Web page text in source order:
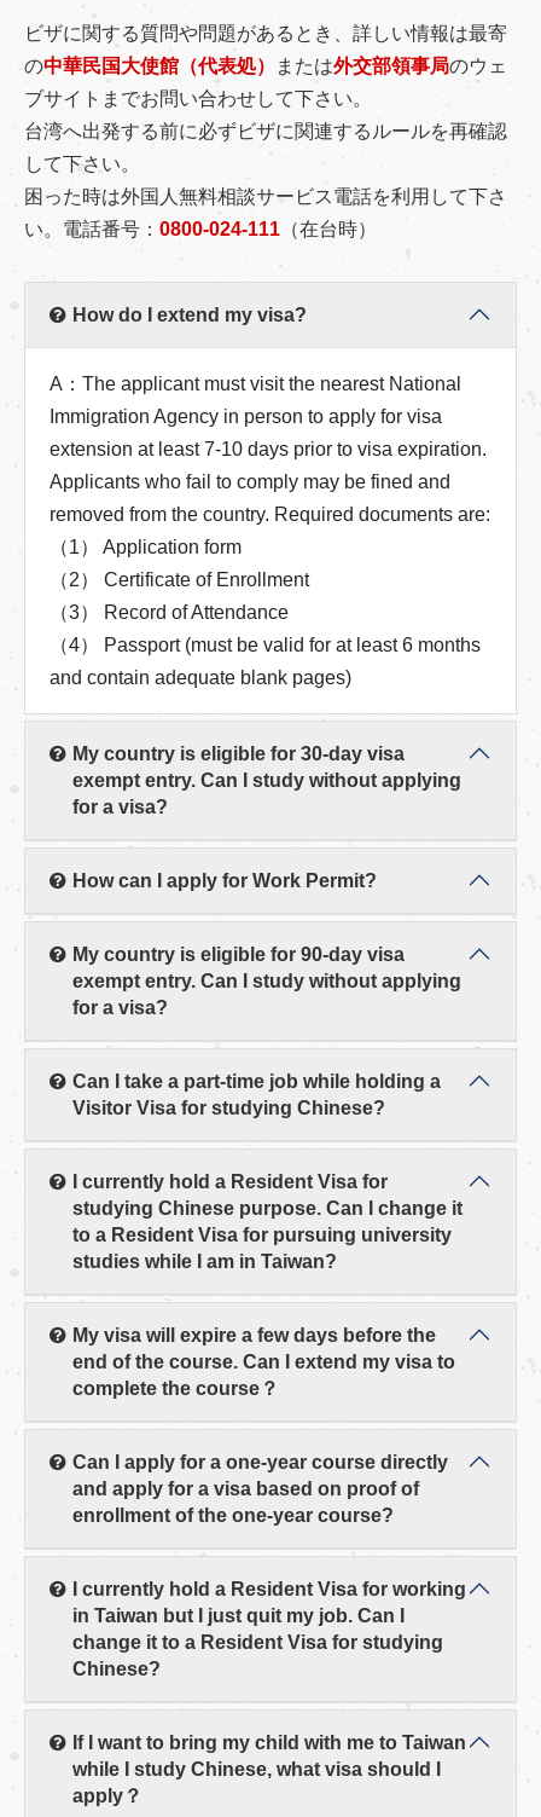
ビザに関する質問や問題があるとき、詳しい情報は最寄
の中華民国大使館（代表処） または外交部領事局のウェ
ブサイトまでお問い合わせして下さい。
台湾へ出発する前に必ずビザに関連するルールを再確認
して下さい。
困った時は外国人無料相談サービス電話を利用して下さ
い。電話番号： 0800-024-111 （在台時）
How do I extend my visa?
A：The applicant must visit the nearest National
Immigration Agency in person to apply for visa
extension at least 7-10 days prior to visa expiration.
Applicants who fail to comply may be fined and
removed from the country. Required documents are:
（1） Application form
（2） Certificate of Enrollment
（3） Record of Attendance
（4） Passport (must be valid for at least 6 months
and contain adequate blank pages)
My country is eligible for 30-day visa
exempt entry. Can I study without applying
for a visa?
How can I apply for Work Permit?
My country is eligible for 90-day visa
exempt entry. Can I study without applying
for a visa?
Can I take a part-time job while holding a
Visitor Visa for studying Chinese?
I currently hold a Resident Visa for
studying Chinese purpose. Can I change it
to a Resident Visa for pursuing university
studies while I am in Taiwan?
My visa will expire a few days before the
end of the course. Can I extend my visa to
complete the course？
Can I apply for a one-year course directly
and apply for a visa based on proof of
enrollment of the one-year course?
I currently hold a Resident Visa for working
in Taiwan but I just quit my job. Can I
change it to a Resident Visa for studying
Chinese?
If I want to bring my child with me to Taiwan
while I study Chinese, what visa should I
apply？